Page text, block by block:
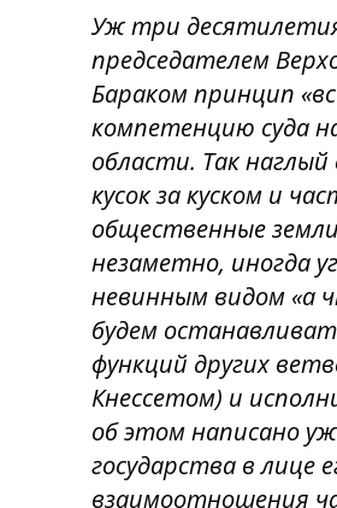
Уж три
председателем
Бараком принцип
компетенцию суда
области. Так наглый
кусок за куском и
общественные
незаметно, иногда
невинным видом «а
будем
функций других
Кнессетом) и
об этом написано
государства в лице
взаимоотношения